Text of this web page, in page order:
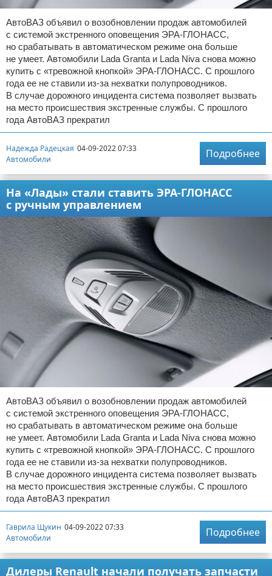
АвтоВАЗ объявил о возобновлении продаж автомобилей
с системой экстренного оповещения ЭРА-ГЛОНАСС,
но срабатывать в автоматическом режиме она больше
не умеет. Автомобили Lada Granta и Lada Niva снова можно
купить с «тревожной кнопкой» ЭРА-ГЛОНАСС. С прошлого
года ее не ставили из-за нехватки полупроводников.
В случае дорожного инцидента система позволяет вызвать
на место происшествия экстренные службы. С прошлого
года АвтоВАЗ прекратил
Надежда Радецкая 04-09-2022 07:33
Автомобили
Подробнее
На «Лады» стали ставить ЭРА-ГЛОНАСС
с ручным управлением
АвтоВАЗ объявил о возобновлении продаж автомобилей
с системой экстренного оповещения ЭРА-ГЛОНАСС,
но срабатывать в автоматическом режиме она больше
не умеет. Автомобили Lada Granta и Lada Niva снова можно
купить с «тревожной кнопкой» ЭРА-ГЛОНАСС. С прошлого
года ее не ставили из-за нехватки полупроводников.
В случае дорожного инцидента система позволяет вызвать
на место происшествия экстренные службы. С прошлого
года АвтоВАЗ прекратил
Гаврила Щукин 04-09-2022 07:33
Автомобили
Подробнее
Дилеры Renault начали получать запчасти